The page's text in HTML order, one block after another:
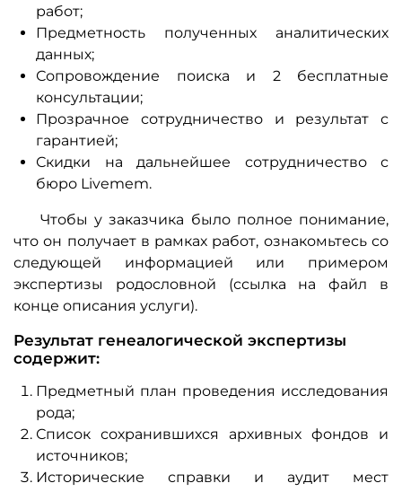
работ;
Предметность полученных аналитических
данных;
Сопровождение поиска и 2 бесплатные
консультации;
Прозрачное сотрудничество и результат с
гарантией;
Скидки на дальнейшее сотрудничество с
бюро Livemem.
Чтобы у заказчика было полное понимание,
что он получает в рамках работ, ознакомьтесь со
следующей информацией или примером
экспертизы родословной (ссылка на файл в
конце описания услуги).
Результат генеалогической экспертизы
содержит:
Предметный план проведения исследования
рода;
Список сохранившихся архивных фондов и
источников;
Исторические справки и аудит мест